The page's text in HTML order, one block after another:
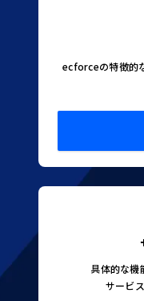
ecforceの特徴的
具体的な機
サービ